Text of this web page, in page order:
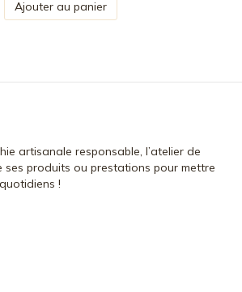
Ajouter au panier
artisanale responsable, l’atelier de
ses produits ou prestations pour mettre
!